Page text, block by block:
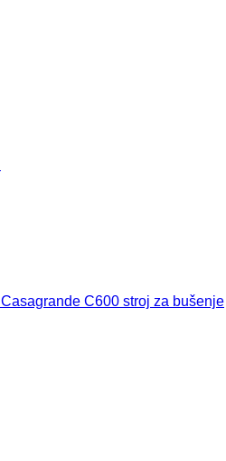
Casagrande C600 stroj za bušenje